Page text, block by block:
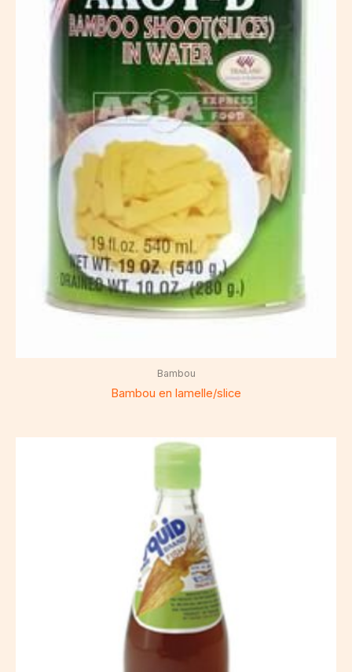
Bambou
Bambou en lamelle/slice